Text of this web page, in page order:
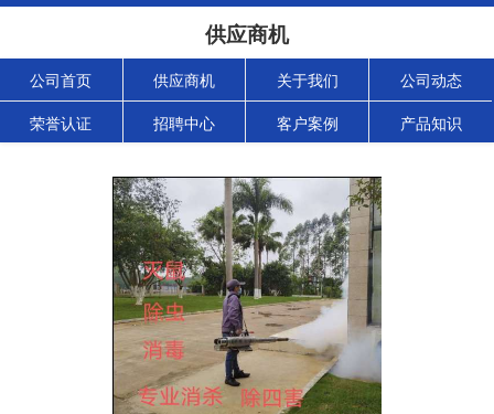
供应商机
公司首页 供应商机 关于我们 公司动态
荣誉认证 招聘中心 客户案例 产品知识